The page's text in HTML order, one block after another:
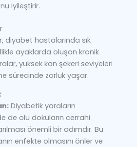
iyileştirir.
diyabet hastalarında sık
ayaklarda oluşan kronik
yüksek kan şekeri seviyeleri
sürecinde zorluk yaşar.
Diyabetik yaraların
de ölü dokuların cerrahi
önemli bir adımdır. Bu
enfekte olmasını önler ve